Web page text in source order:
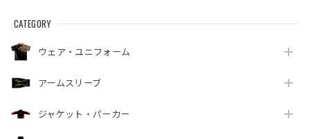
CATEGORY
ウェア・ユニフォーム
アームスリーブ
ジャケット・パーカー